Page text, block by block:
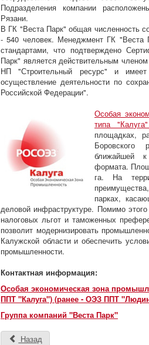
Подразделения компании
Рязани.
В ГК "Веста Парк" общая численность
- 540 человек. Менеджмент ГК "Веста
стандартами, что подтверждено
Парк" является действительным
НП "Строительный ресурс" и
осуществление деятельности по
Российской Федерации".
Особая
типа
площадках,
Боровского
ближайшей
формата.
га. На
парках,
деловой инфраструктуре. Помимо
налоговых льгот и таможенных
позволит модернизировать
Калужской области и обеспечить
промышленности.
Контактная информация:
Особая экономическая зона
ППТ "Калуга") (ранее - ОЭЗ ППТ
Группа компаний "Веста Парк"
Назад